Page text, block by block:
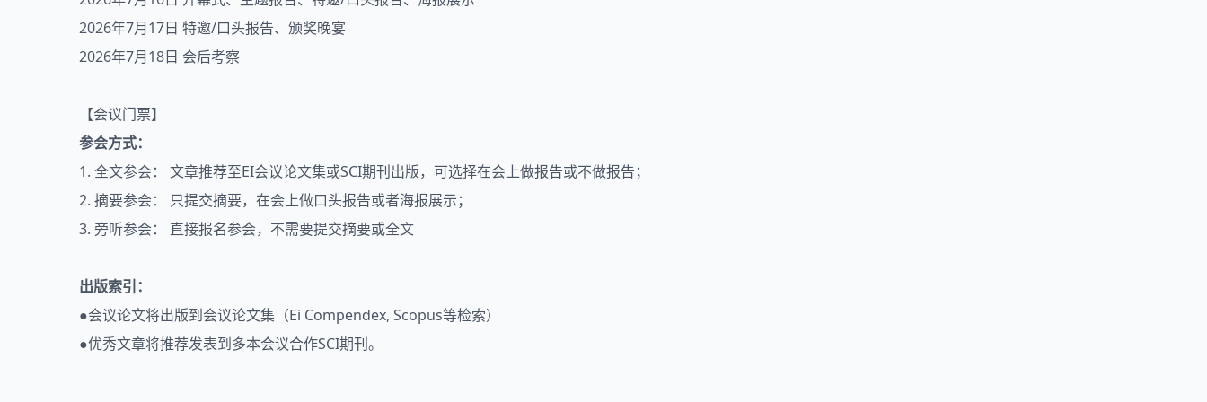
2026年7月17日 特邀/口头报告、颁奖晚宴
2026年7月18日 会后考察
【会议门票】
参会方式：
1. 全文参会： 文章推荐至EI会议论文集或SCI期刊出版，可选择在会上做报告或不做报告；
2. 摘要参会： 只提交摘要，在会上做口头报告或者海报展示；
3. 旁听参会： 直接报名参会，不需要提交摘要或全文
出版索引：
●会议论文将出版到会议论文集（Ei Compendex, Scopus等检索）
●优秀文章将推荐发表到多本会议合作SCI期刊。